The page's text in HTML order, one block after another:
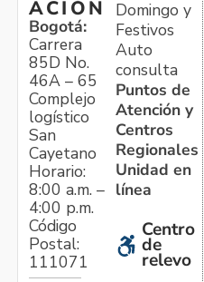
ACIÓN
Bogotá:
Carrera
85D No.
46A – 65
Complejo
logístico
San
Cayetano
Horario:
8:00 a.m. –
4:00 p.m.
Código
Postal:
111071
Domingo y
Festivos
Auto
consulta
Puntos de
Atención y
Centros
Regionales
Unidad en
línea
Centro
de
relevo